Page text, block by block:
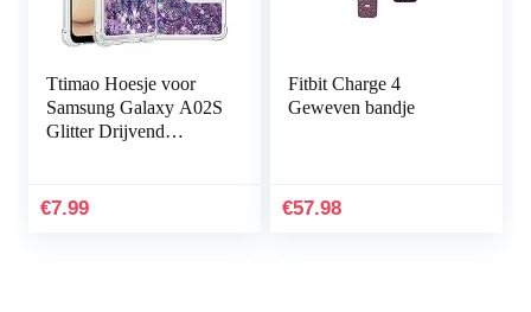
Ttimao Hoesje voor
Samsung Galaxy A02S
Glitter Drijvend
Transparant Zacht
€7.99
Fitbit Charge 4
Geweven bandje
€57.98